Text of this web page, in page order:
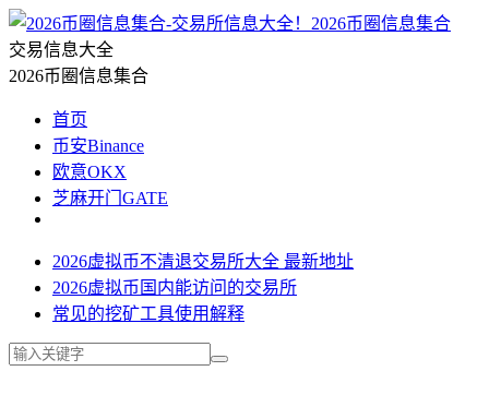
2026币圈信息集合
交易信息大全
2026币圈信息集合
首页
币安Binance
欧意OKX
芝麻开门GATE
2026虚拟币不清退交易所大全 最新地址
2026虚拟币国内能访问的交易所
常见的挖矿工具使用解释